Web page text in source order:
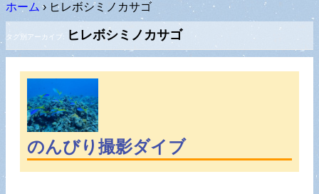
ホーム › ヒレボシミノカサゴ
タグ別アーカイブ: ヒレボシミノカサゴ
のんびり撮影ダイブ